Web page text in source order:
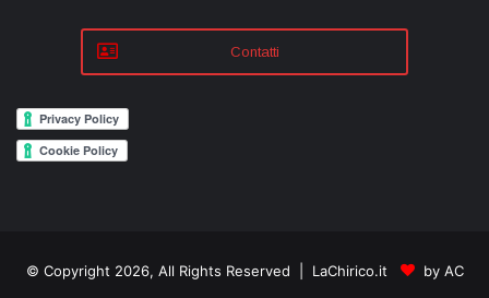
Contatti
© Copyright 2026, All Rights Reserved | LaChirico.it
by AC